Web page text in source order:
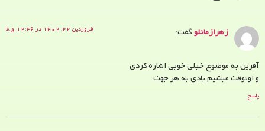
زهرازمانلوگفت: فروردین ۲۲, ۱۴۰۲ در ۱۲:۴۶ ق.ظ
آفرین به موضوع خیلی خوبی اشاره کردی
و اونوقت میشیم بادی به هر جهت
پاسخ